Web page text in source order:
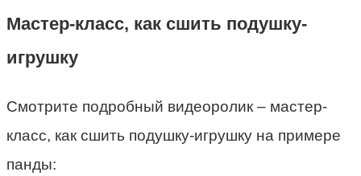
Мастер-класс, как сшить подушку-
игрушку
Смотрите подробный видеоролик – мастер-
класс, как сшить подушку-игрушку на примере
панды: